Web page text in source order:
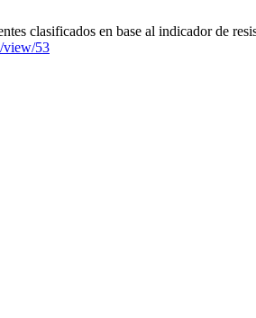
clasificados en base al indicador de
view/53